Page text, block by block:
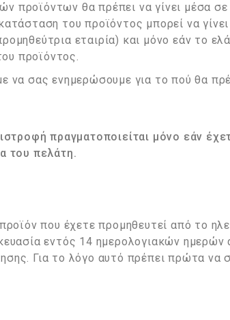
προϊόντων θα πρέπει να γίνει μέσα
του προϊόντος μπορεί να
εταιρία) και μόνο εάν το
προϊόντος.
να σας ενημερώσουμε για το πού θα
πραγματοποιείται μόνο εάν
του πελάτη.
που έχετε προμηθευτεί από το
εντός 14 ημερολογιακών
Για το λόγο αυτό πρέπει πρώτα